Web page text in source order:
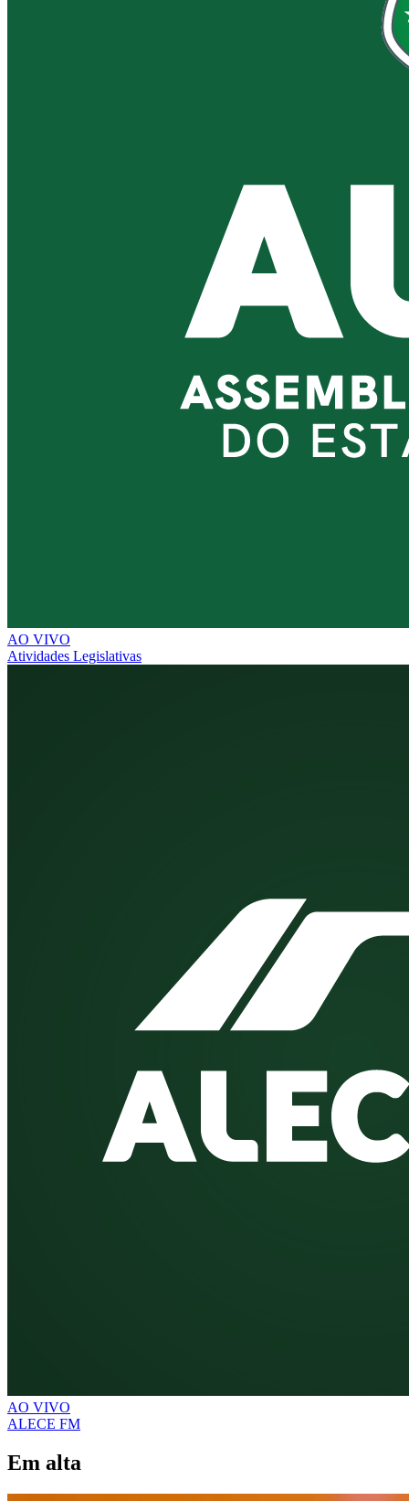
AO VIVO
Atividades Legislativas
AO VIVO
ALECE FM
Em alta